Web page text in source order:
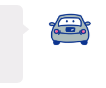
ソルバング（